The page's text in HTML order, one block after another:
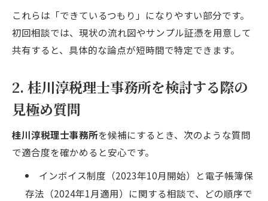
これらは「できているつもり」になりやすい部分です。
初回相談では、現状の流れ図やサンプル証憑を用意して
共有すると、具体的な論点が短時間で特定できます。
2. 桂川淳税理士事務所を検討する際の
見極め質問
桂川淳税理士事務所を候補にするとき、次のような質問
で適合度を確かめると安心です。
インボイス制度（2023年10月開始）と電子帳簿保
存法（2024年1月適用）に関する相談で、どの順序で